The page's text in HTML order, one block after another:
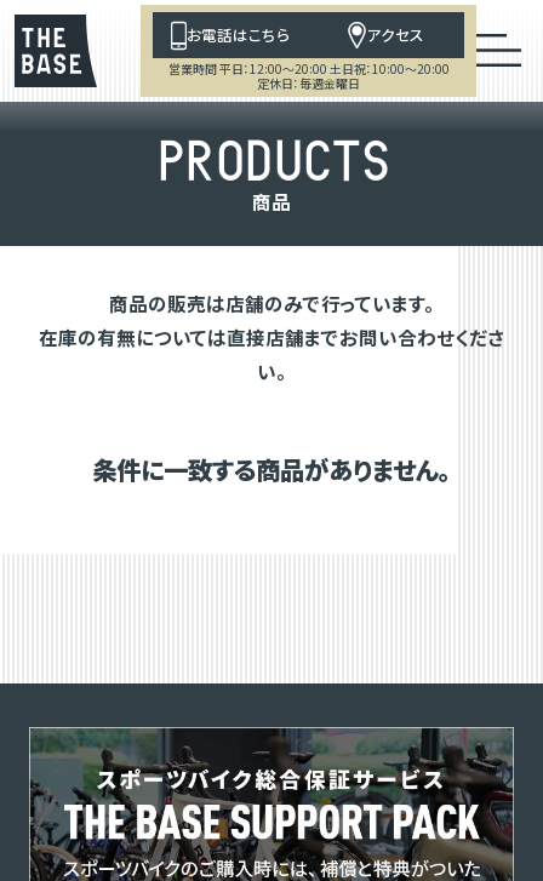
お電話はこちら アクセス
営業時間 平日：12:00～20:00 土日祝：10:00～20:00
定休日：毎週金曜日
PRODUCTS
商品
商品の販売は店舗のみで行っています。
在庫の有無については直接店舗までお問い合わせくださ
い。
条件に一致する商品がありません。